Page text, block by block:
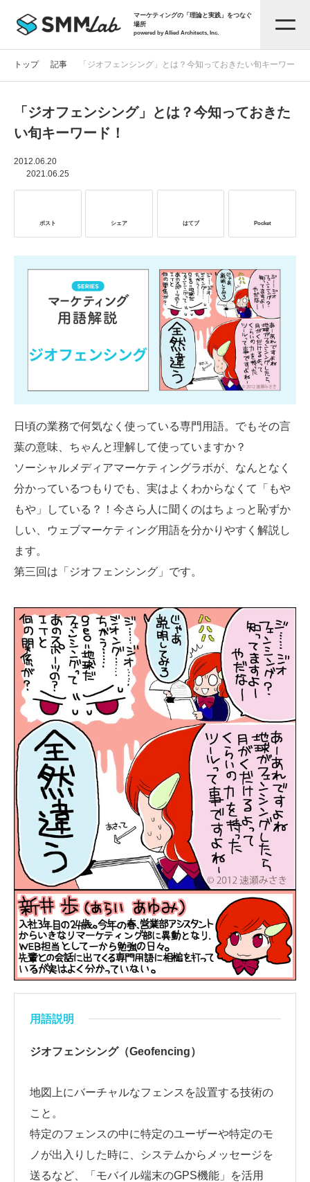
マーケティングの「理論と実践」をつなぐ
場所
powered by Allied Architects, Inc.
記事一覧
サービス資料
SMMLabについて
トップ 記事 「ジオフェンシング」とは？今知っておきたい旬キーワード
「ジオフェンシング」とは？今知っておきた
い旬キーワード！
2012.06.20
2021.06.25
ポスト シェア はてブ Pocket
日頃の業務で何気なく使っている専門用語。でもその言
葉の意味、ちゃんと理解して使っていますか？
ソーシャルメディアマーケティングラボが、なんとなく
分かっているつもりでも、実はよくわからなくて「もや
もや」している？！今さら人に聞くのはちょっと恥ずか
しい、ウェブマーケティング用語を分かりやすく解説し
ます。
第三回は「ジオフェンシング」です。
用語説明
ジオフェンシング（Geofencing）
地図上にバーチャルなフェンスを設置する技術の
こと。
特定のフェンスの中に特定のユーザーや特定のモ
ノが出入りした時に、システムからメッセージを
送るなど、「モバイル端末のGPS機能」を活用